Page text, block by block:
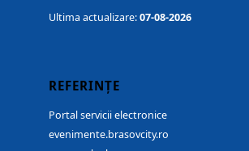
Ultima actualizare:07-08-2026
REFERINȚE
Portal servicii electronice
evenimente.brasovcity.ro